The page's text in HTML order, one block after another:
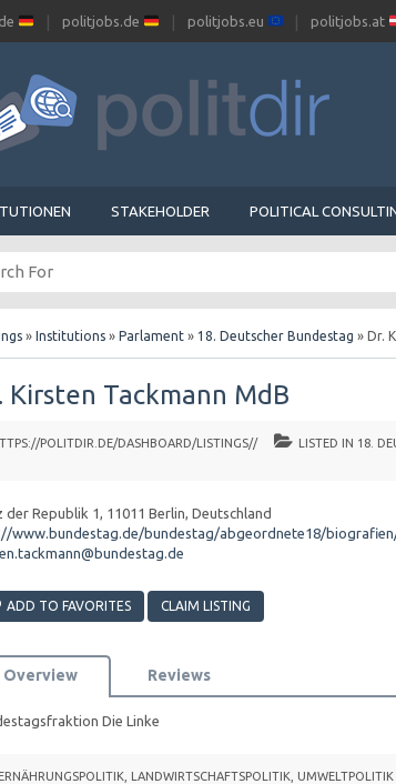
politjobs.de politjobs.eu politjobs.at
STAKEHOLDER POLITICAL
» Institutions » Parlament » 18. Deutscher Bundestag » Dr.
Kirsten Tackmann MdB
POLITDIR.DE/DASHBOARD/LISTINGS// LISTED IN 18.
der Republik 1, 11011 Berlin, Deutschland
www.bundestag.de/bundestag/abgeordnete18/
ADD TO FAVORITES CLAIM LISTING
Overview Reviews
Die Linke
ERNÄHRUNGSPOLITIK LANDWIRTSCHAFTSPOLITIK UMWELTPOLITIK